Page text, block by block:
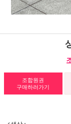
조합원권
구매하러가기